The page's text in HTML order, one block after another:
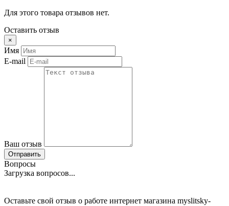
Для этого товара отзывов нет.
Оставить отзыв
×
Имя
E-mail
Ваш отзыв
Отправить
Вопросы
Загрузка вопросов...
Оставьте свой отзыв о работе интернет магазина myslitsky-